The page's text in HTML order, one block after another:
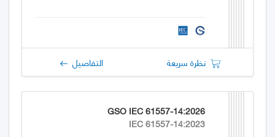
نظرة سريعة التفاصيل
GSO IEC 61557-14:2026
IEC 61557-14:2023